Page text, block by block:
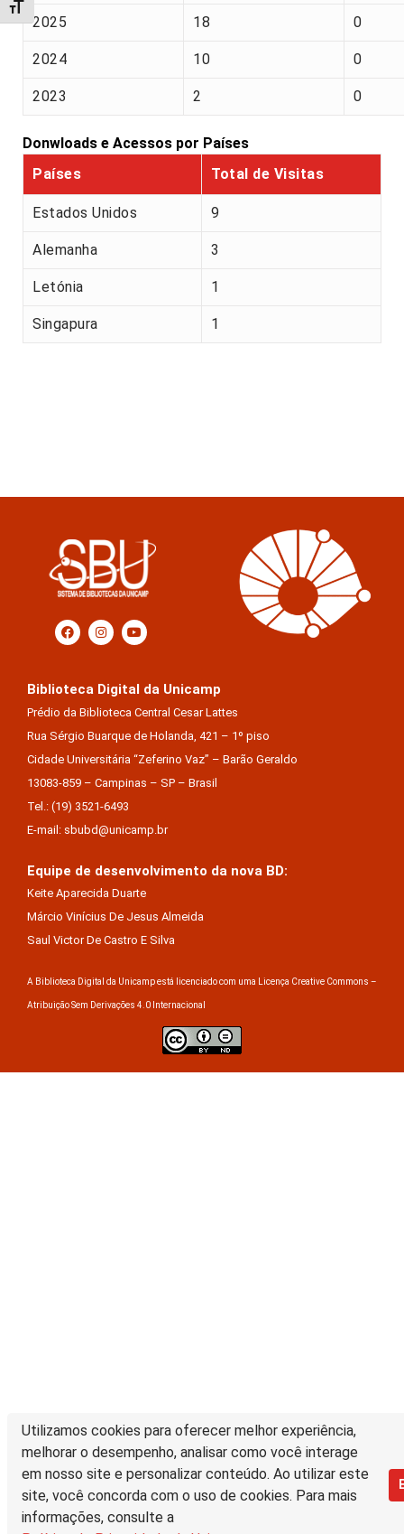
Utilizamos cookies para oferecer melhor experiência,
melhorar o desempenho, analisar como você interage
em nosso site e personalizar conteúdo. Ao utilizar este
site, você concorda com o uso de cookies. Para mais
informações, consulte a
Alternar tamanho da fonte
2025 18 0
2024 10 0
2023 2 0
Donwloads e Acessos por Países
Países
Total de Visitas
Estados Unidos 9
Alemanha 3
Letónia 1
Singapura 1
Biblioteca Digital da Unicamp
Prédio da Biblioteca Central Cesar Lattes
Rua Sérgio Buarque de Holanda, 421 – 1º piso
Cidade Universitária “Zeferino Vaz” – Barão Geraldo
13083-859 – Campinas – SP – Brasil
Tel.: (19) 3521-6493
E-mail: sbubd@unicamp.br
Equipe de desenvolvimento da nova BD:
Keite Aparecida Duarte
Márcio Vinícius De Jesus Almeida
Saul Victor De Castro E Silva
A Biblioteca Digital da Unicamp está licenciado com uma Licença Creative Commons –
Atribuição Sem Derivações 4.0 Internacional